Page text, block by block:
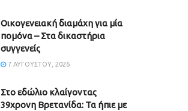
Οικογενειακή διαμάχη για μία
πομόνα – Στα δικαστήρια
συγγενείς
7 ΑΥΓΟΎΣΤΟΥ, 2026
Στο εδώλιο κλαίγοντας
39χρονη Βρετανίδα: Τα ήπιε με